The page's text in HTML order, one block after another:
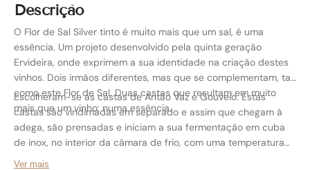
Descrição
O Flor de Sal Silver tinto é muito mais que um sal, é uma
essência. Um projeto desenvolvido pela quinta geração
Ervideira, onde exprimem a sua identidade na criação destes
vinhos. Dois irmãos diferentes, mas que se complementam, tal
como este Flor de Sal. Duas castas que resultam em muito
mais que um vinho: numa essência.
Escolheram-se as castas de Antão Vaz e Gouveio. Estas
castas são vindimadas em separado e assim que chegam à
adega, são prensadas e iniciam a sua fermentação em cuba
de inox, no interior da câmara de frio, com uma temperatura
de 10ºC a 12ºC.
Ver mais